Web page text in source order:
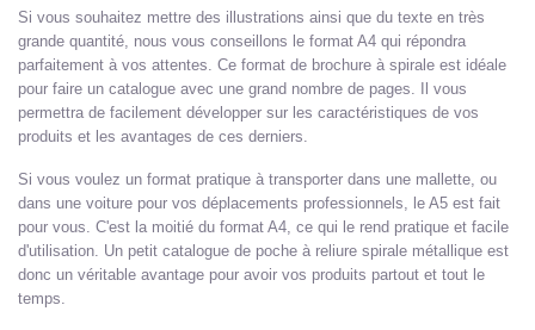
Si vous souhaitez mettre des illustrations ainsi que du texte en très
grande quantité, nous vous conseillons le format A4 qui répondra
parfaitement à vos attentes. Ce format de brochure à spirale est idéale
pour faire un catalogue avec une grand nombre de pages. Il vous
permettra de facilement développer sur les caractéristiques de vos
produits et les avantages de ces derniers.
Si vous voulez un format pratique à transporter dans une mallette, ou
dans une voiture pour vos déplacements professionnels, le A5 est fait
pour vous. C'est la moitié du format A4, ce qui le rend pratique et facile
d'utilisation. Un petit catalogue de poche à reliure spirale métallique est
donc un véritable avantage pour avoir vos produits partout et tout le
temps.